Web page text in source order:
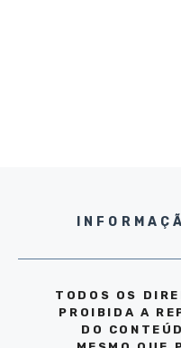
TODOS OS
PROIBIDA A
DO